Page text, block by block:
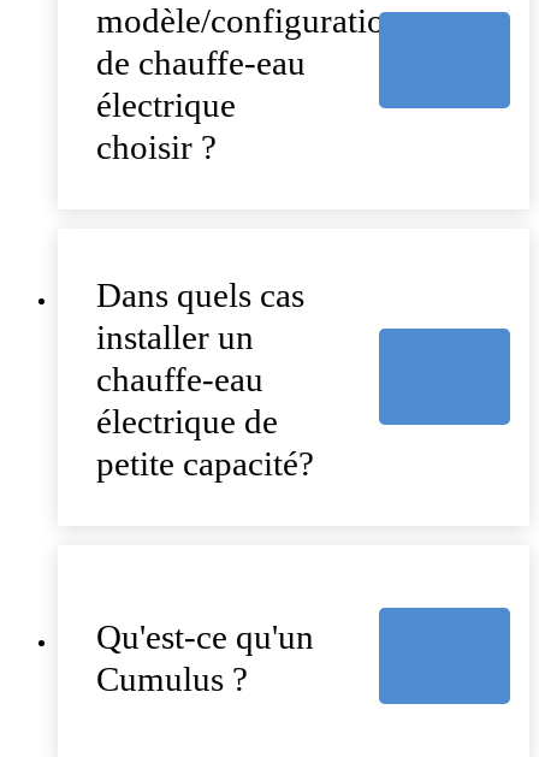
modèle/configuration
de chauffe-eau
électrique
choisir ?
Dans quels cas
installer un
chauffe-eau
électrique de
petite capacité?
Qu'est-ce qu'un
Cumulus ?